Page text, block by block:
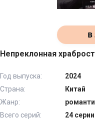
В
Непреклонная
Год выпуска:
2024
Страна:
Китай
Жанр:
Всего серий:
24